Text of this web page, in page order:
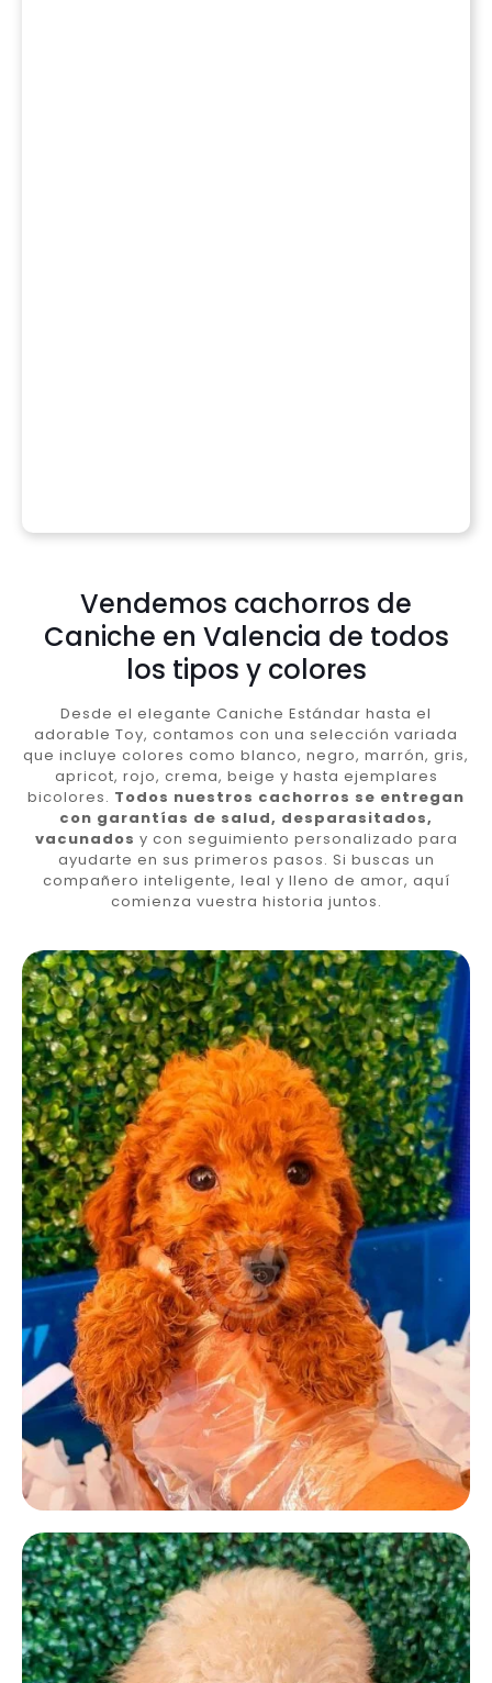
Vendemos cachorros de
Caniche en Valencia de todos
los tipos y colores
Desde el elegante Caniche Estándar hasta el
adorable Toy, contamos con una selección variada
que incluye colores como blanco, negro, marrón, gris,
apricot, rojo, crema, beige y hasta ejemplares
bicolores. Todos nuestros cachorros se entregan
con garantías de salud, desparasitados,
vacunados y con seguimiento personalizado para
ayudarte en sus primeros pasos. Si buscas un
compañero inteligente, leal y lleno de amor, aquí
comienza vuestra historia juntos.